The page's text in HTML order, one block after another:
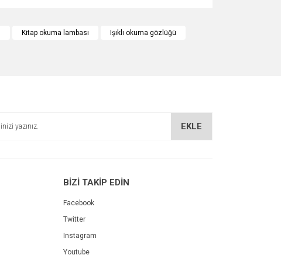
Kitap okuma lambası
Işıklı okuma gözlüğü
EKLE
BİZİ TAKİP EDİN
Facebook
Twitter
Instagram
Youtube